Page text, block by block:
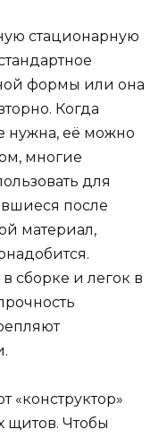
стационарную
формы или она
Когда
нужна, её можно
многие
для
после
материал,
сборке и легок в
«конструктор»
щитов. Чтобы